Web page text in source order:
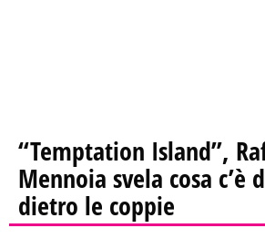
“Temptation Island”,
Mennoia svela cosa c’è
dietro le coppie